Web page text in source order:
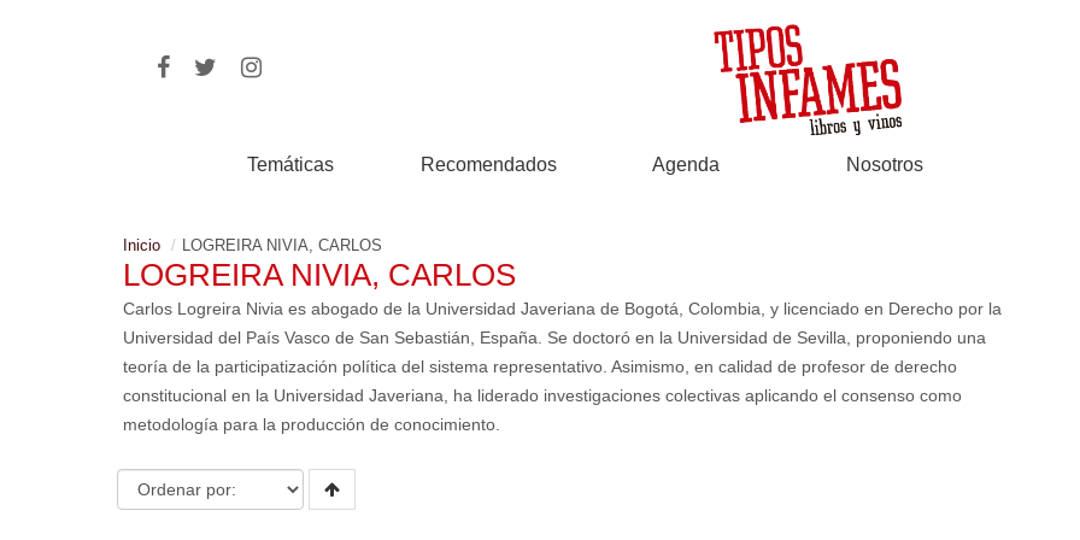
Temáticas Recomendados Agenda Nosotros
Inicio LOGREIRA NIVIA, CARLOS
LOGREIRA NIVIA, CARLOS
Carlos Logreira Nivia es abogado de la Universidad Javeriana de Bogotá, Colombia, y licenciado en Derecho por la
Universidad del País Vasco de San Sebastián, España. Se doctoró en la Universidad de Sevilla, proponiendo una
teoría de la participatización política del sistema representativo. Asimismo, en calidad de profesor de derecho
constitucional en la Universidad Javeriana, ha liderado investigaciones colectivas aplicando el consenso como
metodología para la producción de conocimiento.